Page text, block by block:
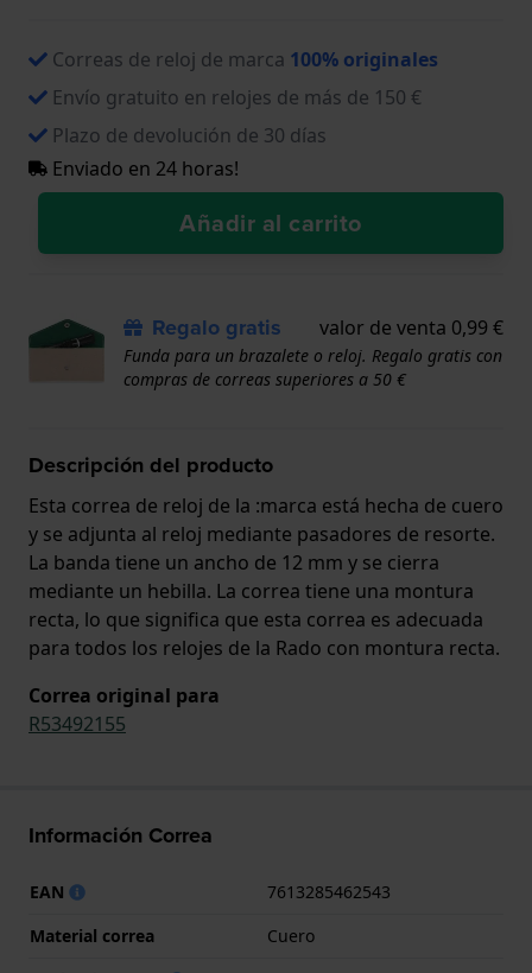
Correas de reloj de marca 100% originales
Envío gratuito en relojes de más de 150 €
Plazo de devolución de 30 días
Enviado en 24 horas!
Añadir al carrito
Regalo gratis valor de venta 0,99 €
Funda para un brazalete o reloj. Regalo gratis con
compras de correas superiores a 50 €
Descripción del producto
Esta correa de reloj de la :marca está hecha de cuero
y se adjunta al reloj mediante pasadores de resorte.
La banda tiene un ancho de 12 mm y se cierra
mediante un hebilla. La correa tiene una montura
recta, lo que significa que esta correa es adecuada
para todos los relojes de la Rado con montura recta.
Correa original para
R53492155
Información Correa
EAN
7613285462543
Material correa
Cuero